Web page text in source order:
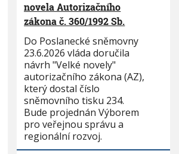
novela Autorizačního
zákona č. 360/1992 Sb.
Do Poslanecké sněmovny
23.6.2026 vláda doručila
návrh "Velké novely"
autorizačního zákona (AZ),
který dostal číslo
sněmovního tisku 234.
Bude projednán Výborem
pro veřejnou správu a
regionální rozvoj.